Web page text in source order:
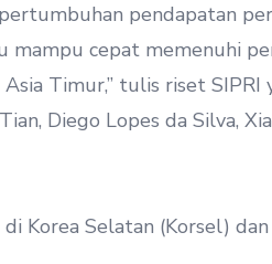
pendapatan
mampu cepat memenuhi
Timur,” tulis riset SIPRI
Diego Lopes da Silva,
Korea Selatan (Korsel)